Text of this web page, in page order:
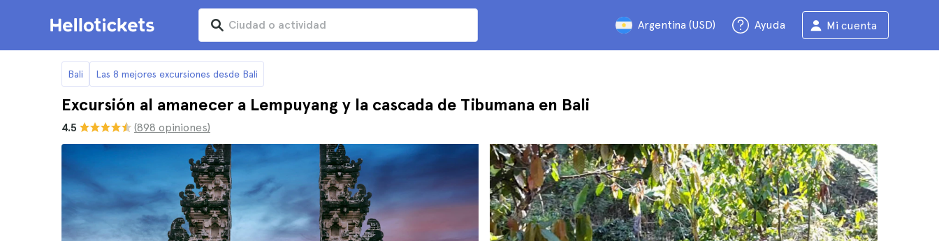
Argentina (USD) Ayuda Mi cuenta
Bali Las 8 mejores excursiones desde Bali
Excursión al amanecer a Lempuyang y la cascada de Tibumana en Bali
4.5 (898 opiniones)